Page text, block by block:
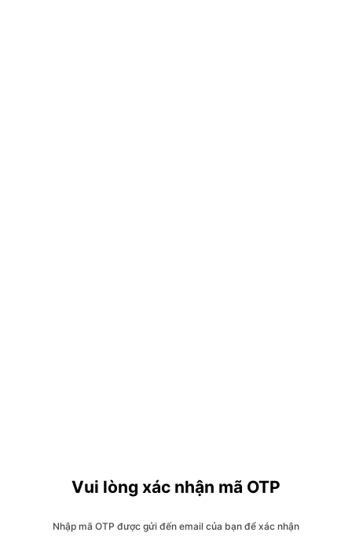
Vui lòng xác nhận mã OTP
Nhập mã OTP được gửi đến email của bạn để xác nhận